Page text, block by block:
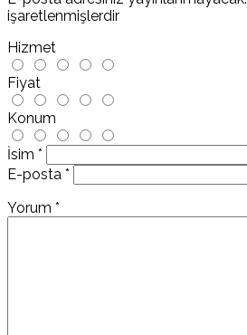
işaretlenmişlerdir
Hizmet
Fiyat
Konum
İsim *
E-posta *
Yorum *